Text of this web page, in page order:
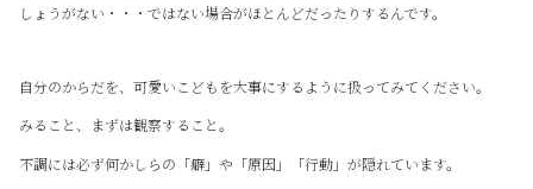
しょうがない・・・ではない場合がほとんどだったりするんです。
自分のからだを、可愛いこどもを大事にするように扱ってみてください。
みること、まずは観察すること。
不調には必ず何かしらの「癖」や「原因」「行動」が隠れています。